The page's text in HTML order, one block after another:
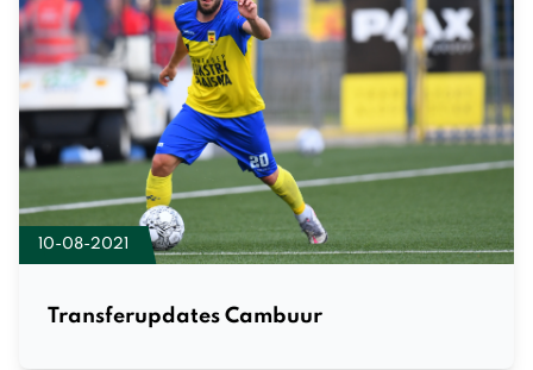
10-08-2021
Transferupdates Cambuur